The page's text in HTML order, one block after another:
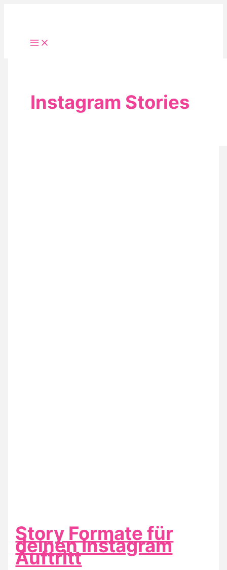
Instagram Stories
Story Formate für
deinen Instagram
Auftritt